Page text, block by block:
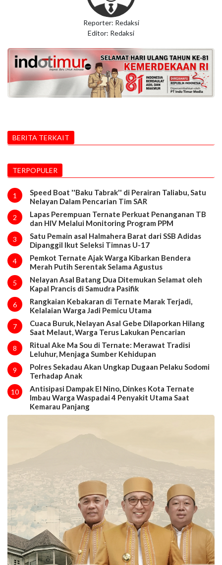
Reporter: Redaksi
Editor: Redaksi
BERITA TERKAIT
TERPOPULER
1
Speed Boat ''Baku Tabrak'' di Perairan Taliabu, Satu
Nelayan Dalam Pencarian Tim SAR
2
Lapas Perempuan Ternate Perkuat Penanganan TB
dan HIV Melalui Monitoring Program PPM
3
Satu Pemain asal Halmahera Barat dari SSB Adidas
Dipanggil Ikut Seleksi Timnas U-17
4
Pemkot Ternate Ajak Warga Kibarkan Bendera
Merah Putih Serentak Selama Agustus
5
Nelayan Asal Batang Dua Ditemukan Selamat oleh
Kapal Prancis di Samudra Pasifik
6
Rangkaian Kebakaran di Ternate Marak Terjadi,
Kelalaian Warga Jadi Pemicu Utama
7
Cuaca Buruk, Nelayan Asal Gebe Dilaporkan Hilang
Saat Melaut, Warga Terus Lakukan Pencarian
8
Ritual Ake Ma Sou di Ternate: Merawat Tradisi
Leluhur, Menjaga Sumber Kehidupan
9
Polres Sekadau Akan Ungkap Dugaan Pelaku Sodomi
Terhadap Anak
10
Antisipasi Dampak El Nino, Dinkes Kota Ternate
Imbau Warga Waspadai 4 Penyakit Utama Saat
Kemarau Panjang